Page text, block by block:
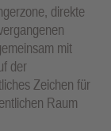
direkte
mit
der
Zeichen für
Raum